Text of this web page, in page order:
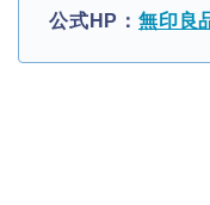
公式HP： 無印良